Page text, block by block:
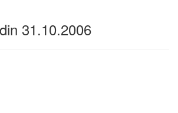
31.10.2006